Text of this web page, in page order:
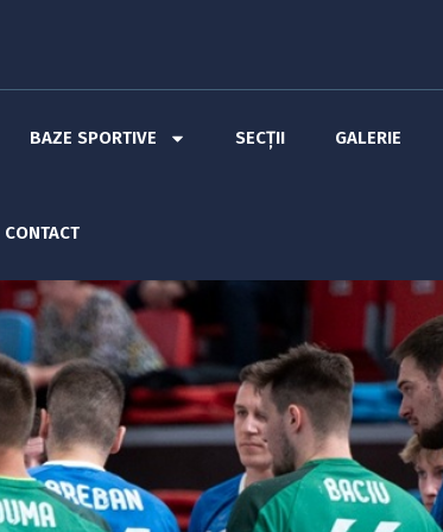
BAZE SPORTIVE SECȚII GALERIE
CONTACT